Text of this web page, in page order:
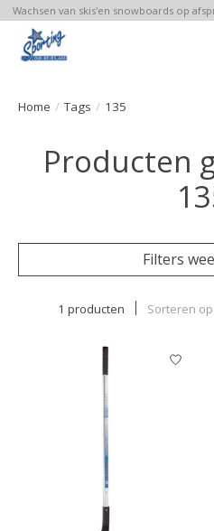
Wachsen van skis'en snowboards op
Home / Tags / 135
Producten
Filters
1 producten Sorteren op